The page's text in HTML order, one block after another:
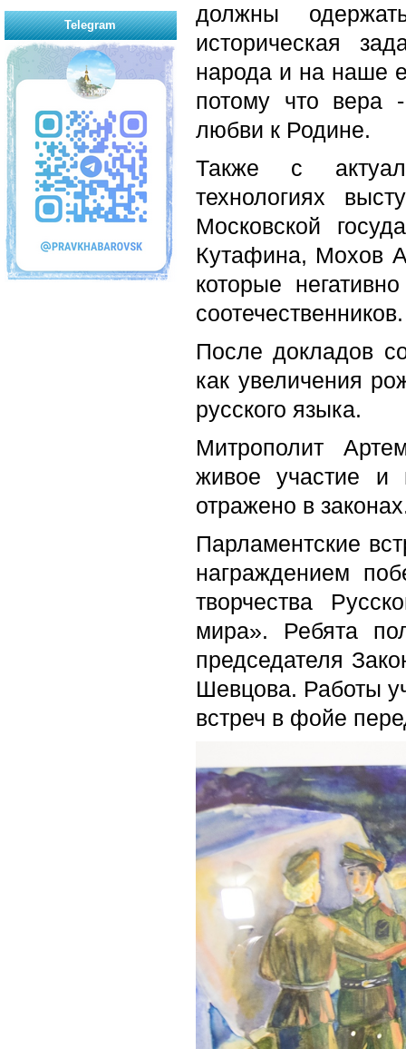
должны
историческая
народа и на наше
потому что вера -
любви к Родине.
Также с
технологиях
Московской
Кутафина, Мохов
которые
соотечественников.
После докладов
как увеличения
русского языка.
Митрополит
живое участие и
отражено в
Парламентские
награждением
творчества
мира». Ребята
председателя
Шевцова. Работы
встреч в фойе
Telegram